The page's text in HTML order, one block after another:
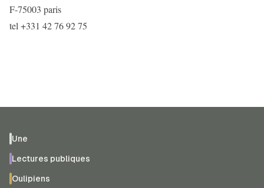
F-75003 paris
tel +331 42 76 92 75
Une
Lectures publiques
Oulipiens